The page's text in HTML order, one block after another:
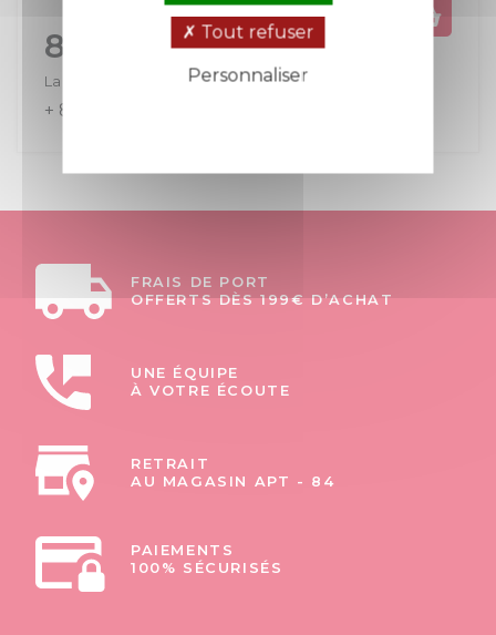
Prix
82,50 €
La bouteille de 75 cl
+ 83
FRAIS DE PORT
OFFERTS DÈS 199€ D’ACHAT
UNE ÉQUIPE
À VOTRE ÉCOUTE
RETRAIT
AU MAGASIN APT - 84
PAIEMENTS
100% SÉCURISÉS
Tout refuser
Personnaliser